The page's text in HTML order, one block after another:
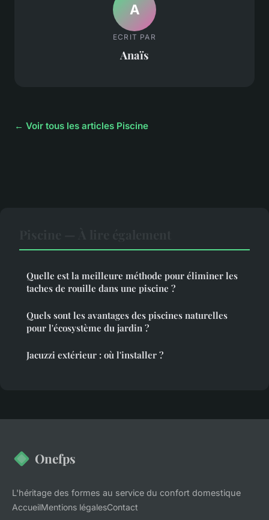
A
ECRIT PAR
Anaïs
← Voir tous les articles Piscine
Quelle est la meilleure méthode pour éliminer les
taches de rouille dans une piscine ?
Quels sont les avantages des piscines naturelles
pour l'écosystème du jardin ?
Jacuzzi extérieur : où l'installer ?
Onefps
L'héritage des formes au service du confort domestique
AccueilMentions légalesContact